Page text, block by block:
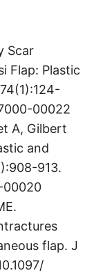
Scar
Flap: Plastic
00022
A, Gilbert
and
913.
00020
flap. J